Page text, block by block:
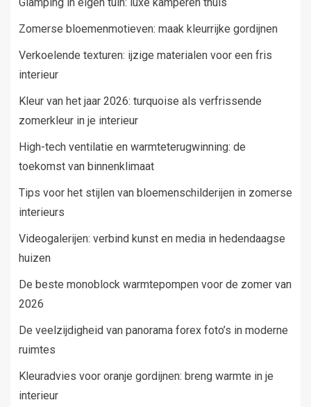
Zomerse bloemenmotieven: maak kleurrijke gordijnen
Verkoelende texturen: ijzige materialen voor een fris
interieur
Kleur van het jaar 2026: turquoise als verfrissende
zomerkleur in je interieur
High-tech ventilatie en warmteterugwinning: de
toekomst van binnenklimaat
Tips voor het stijlen van bloemenschilderijen in zomerse
interieurs
Videogalerijen: verbind kunst en media in hedendaagse
huizen
De beste monoblock warmtepompen voor de zomer van
2026
De veelzijdigheid van panorama forex foto’s in moderne
ruimtes
Kleuradvies voor oranje gordijnen: breng warmte in je
interieur